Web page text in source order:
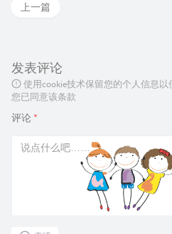
上一篇
发表评论
使用cookie技术保留您的个人信息
您已同意该条款
评论 *